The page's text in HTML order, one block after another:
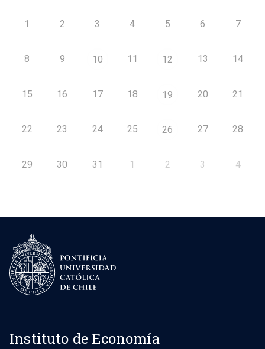
1 2 3 4 5 6 7
8 9 10 11 12 13 14
15 16 17 18 19 20 21
22 23 24 25 26 27 28
29 30 31 1 2 3 4
Instituto de Economía